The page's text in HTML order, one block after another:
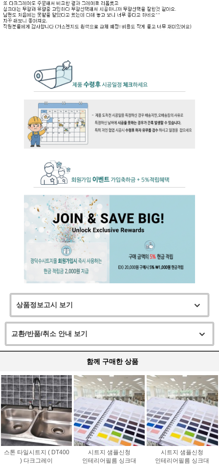
상품정보고시 보기
교환/반품/취소 안내 보기
함께 구매한 상품
스톤 타일시트지 ( DT400
) 다크그레이
시트지 샘플신청
인테리어필름 싱크대
시트지 샘플신청
인테리어필름 싱크대